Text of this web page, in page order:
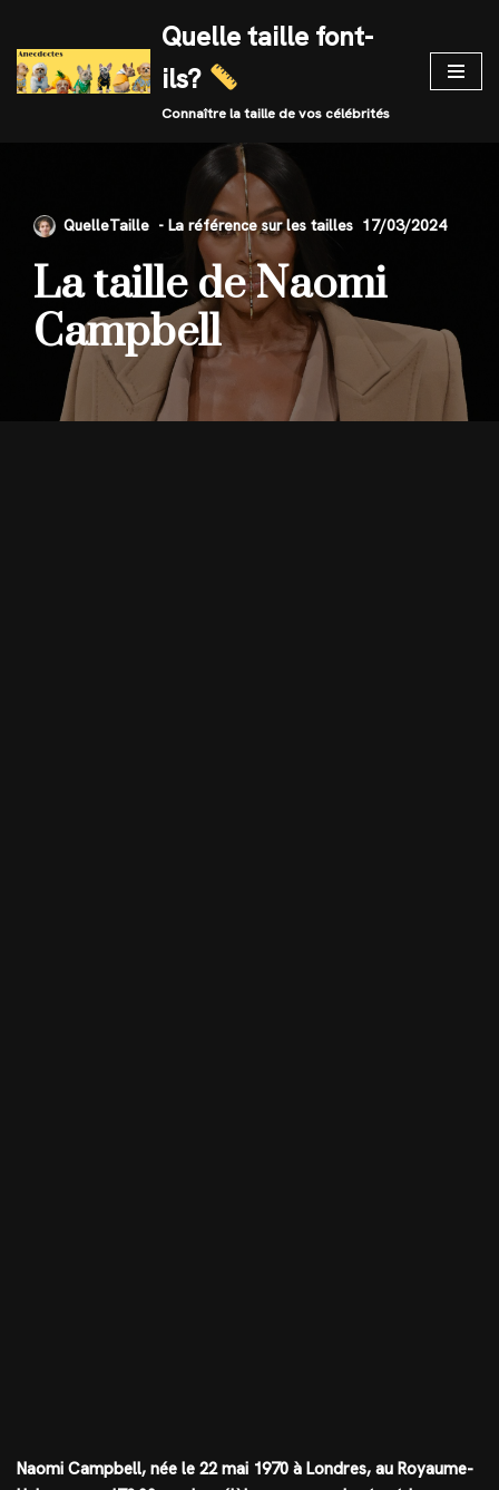
Skip
to
Quelle taille font-
ils?
Connaître la taille de vos célébrités
QuelleTaille 17/03/2024
La taille de Naomi
Campbell
Naomi Campbell, née le 22 mai 1970 à Londres, au Royaume-